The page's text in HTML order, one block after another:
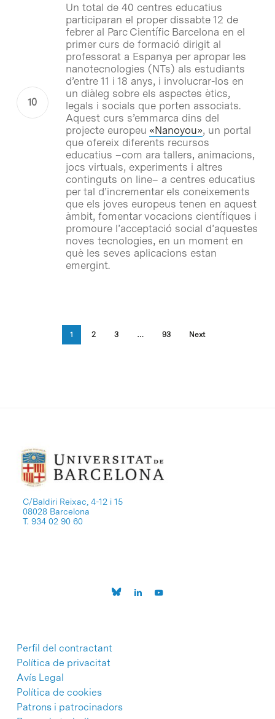
Un total de 40 centres educatius
participaran el proper dissabte 12 de
febrer al Parc Científic Barcelona en el
primer curs de formació dirigit al
professorat a Espanya per apropar les
nanotecnologies (NTs) als estudiants
d’entre 11 i 18 anys, i involucrar-los en
un diàleg sobre els aspectes ètics,
legals i socials que porten associats.
Aquest curs s’emmarca dins del
projecte europeu «Nanoyou», un portal
que ofereix diferents recursos
educatius –com ara tallers, animacions,
jocs virtuals, experiments i altres
continguts on line– a centres educatius
per tal d’incrementar els coneixements
que els joves europeus tenen en aquest
àmbit, fomentar vocacions científiques i
promoure l’acceptació social d’aquestes
noves tecnologies, en un moment en
què les seves aplicacions estan
emergint.
1 2 3 … 93 Next
C/Baldiri Reixac, 4-12 i 15
08028 Barcelona
T. 934 02 90 60
Perfil del contractant
Política de privacitat
Avís Legal
Política de cookies
Patrons i patrocinadors